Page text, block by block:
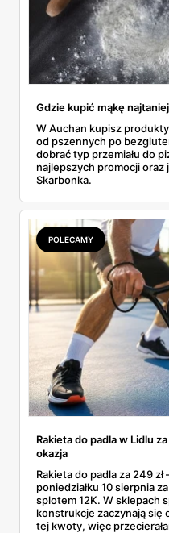
Gdzie kupić mąkę
W Auchan kupisz
od pszennych po
dobrać typ przemiału do
najlepszych promocji oraz
Skarbonka.
POLECAMY
Rakieta do padla w Lidlu
okazja
Rakieta do padla za 249
poniedziałku 10 sierpnia
splotem 12K. W sklepach
konstrukcje zaczynają się
tej kwoty, więc